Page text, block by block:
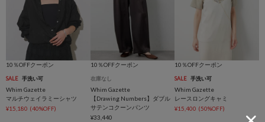
10％OFFクーポン
SALE 手洗い可
Whim Gazette
マルチウェイラミーシャツ
¥15,180 (40%OFF)
10％OFFクーポン
在庫なし
Whim Gazette
【Drawing Numbers】ダブル
サテンコクーンパンツ
¥33,440
10％OFFクーポン
SALE 手洗い可
Whim Gazette
レースロングキャミ
¥15,400 (50%OFF)